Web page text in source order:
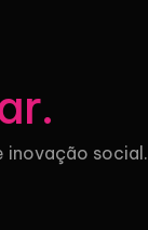
.
inovação social.